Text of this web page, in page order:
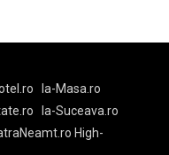
la-Masa.ro
la-Suceava.ro
High-